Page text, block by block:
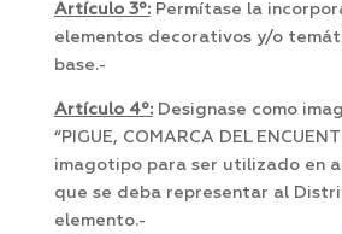
Artículo 3º:Permítase la
elementos decorativos y/o
base.-
Artículo 4º:Designase como
“PIGUE, COMARCA DEL
imagotipo para ser utilizado en
que se deba representar al
elemento.-